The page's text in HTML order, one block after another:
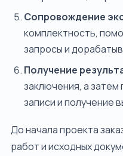
Сопровождение
комплектность,
запросы и
Получение
заключения, а
записи и получение
До начала проекта
работ и исходных